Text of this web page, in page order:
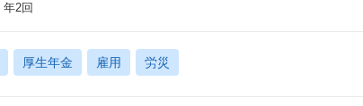
年2回
厚生年金 雇用 労災